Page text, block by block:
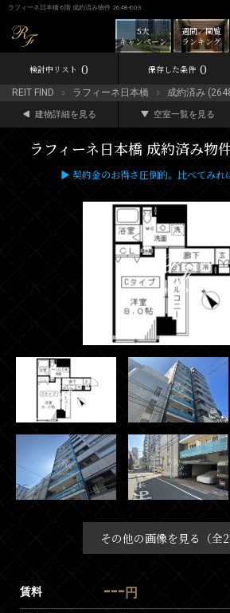
ラフィーネ日本橋 6階 成約済み物件 2648-603
週間／閲覧
ランキング
5大
キャンペーン
検討中リスト 0 保存した条件 0
REIT FIND ラフィーネ日本橋 成約済み
建物詳細を見る 空室一覧を見る
ラフィーネ日本橋 成約済み物
▶ 契約金のお得さ圧倒的。比べてみ
その他の画像を見る（全
賃料 --- 円